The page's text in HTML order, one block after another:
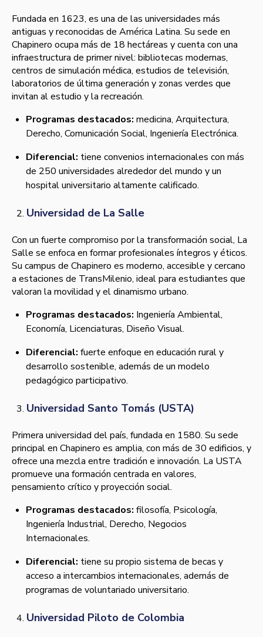
Fundada en 1623, es una de las universidades más
antiguas y reconocidas de América Latina. Su sede en
Chapinero ocupa más de 18 hectáreas y cuenta con una
infraestructura de primer nivel: bibliotecas modernas,
centros de simulación médica, estudios de televisión,
laboratorios de última generación y zonas verdes que
invitan al estudio y la recreación.
Programas destacados: medicina, Arquitectura,
Derecho, Comunicación Social, Ingeniería Electrónica.
Diferencial: tiene convenios internacionales con más
de 250 universidades alrededor del mundo y un
hospital universitario altamente calificado.
Universidad de La Salle
Con un fuerte compromiso por la transformación social, La
Salle se enfoca en formar profesionales íntegros y éticos.
Su campus de Chapinero es moderno, accesible y cercano
a estaciones de TransMilenio, ideal para estudiantes que
valoran la movilidad y el dinamismo urbano.
Programas destacados: Ingeniería Ambiental,
Economía, Licenciaturas, Diseño Visual.
Diferencial: fuerte enfoque en educación rural y
desarrollo sostenible, además de un modelo
pedagógico participativo.
Universidad Santo Tomás (USTA)
Primera universidad del país, fundada en 1580. Su sede
principal en Chapinero es amplia, con más de 30 edificios, y
ofrece una mezcla entre tradición e innovación. La USTA
promueve una formación centrada en valores,
pensamiento crítico y proyección social.
Programas destacados: filosofía, Psicología,
Ingeniería Industrial, Derecho, Negocios
Internacionales.
Diferencial: tiene su propio sistema de becas y
acceso a intercambios internacionales, además de
programas de voluntariado universitario.
Universidad Piloto de Colombia